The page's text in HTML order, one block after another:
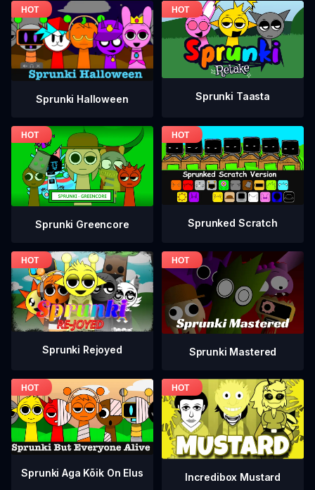
Sprunki Halloween Sprunki Taasta
Sprunki Greencore Sprunked Scratch
Sprunki Rejoyed Sprunki Mastered
Sprunki Aga Kõik On Elus Incredibox Mustard